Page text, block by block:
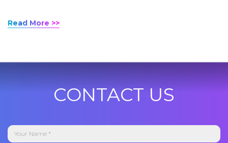
Read More >>
CONTACT US